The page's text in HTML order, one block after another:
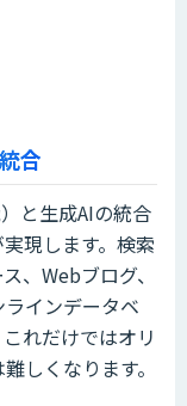
合
と生成AIの統合
現します。検索
、Webブログ、
インデータベ
れだけではオリ
しくなります。